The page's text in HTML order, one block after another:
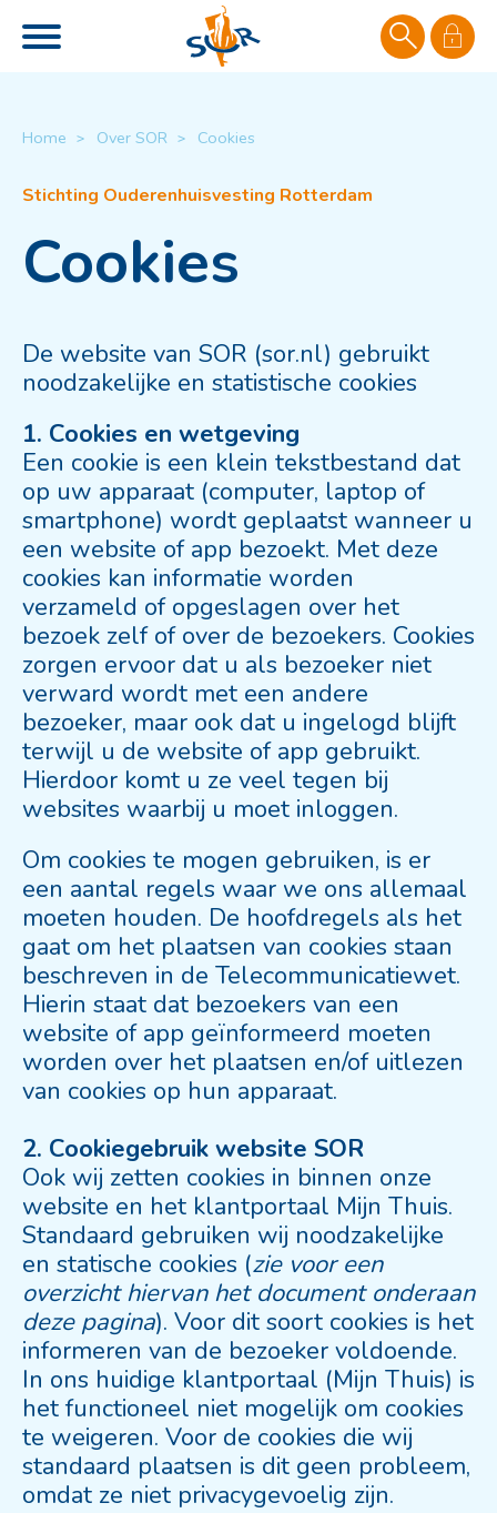
Naar de homepage
Ga naar Hoofd
Home Over SOR Cookies
Cookies
De website van SOR (sor.nl) gebruikt
noodzakelijke en statistische cookies
1. Cookies en wetgeving
Een cookie is een klein tekstbestand dat
op uw apparaat (computer, laptop of
smartphone) wordt geplaatst wanneer u
een website of app bezoekt. Met deze
cookies kan informatie worden
verzameld of opgeslagen over het
bezoek zelf of over de bezoekers. Cookies
zorgen ervoor dat u als bezoeker niet
verward wordt met een andere
bezoeker, maar ook dat u ingelogd blijft
terwijl u de website of app gebruikt.
Hierdoor komt u ze veel tegen bij
websites waarbij u moet inloggen.
Om cookies te mogen gebruiken, is er
een aantal regels waar we ons allemaal
moeten houden. De hoofdregels als het
gaat om het plaatsen van cookies staan
beschreven in de Telecommunicatiewet.
Hierin staat dat bezoekers van een
website of app geïnformeerd moeten
worden over het plaatsen en/of uitlezen
van cookies op hun apparaat.
2. Cookiegebruik website SOR
Ook wij zetten cookies in binnen onze
website en het klantportaal Mijn Thuis.
Standaard gebruiken wij noodzakelijke
en statische cookies (zie voor een
overzicht hiervan het document onderaan
deze pagina). Voor dit soort cookies is het
informeren van de bezoeker voldoende.
In ons huidige klantportaal (Mijn Thuis) is
het functioneel niet mogelijk om cookies
te weigeren. Voor de cookies die wij
standaard plaatsen is dit geen probleem,
omdat ze niet privacygevoelig zijn.